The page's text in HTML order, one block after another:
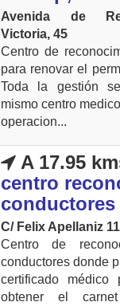
Avenida de
Victoria, 45
Centro de
para renovar el
Toda la gestión
mismo centro
operacion...
A 17.95
centro
conductores
C/ Felix Apellaniz 11
Centro de
conductores donde
certificado médico
obtener el